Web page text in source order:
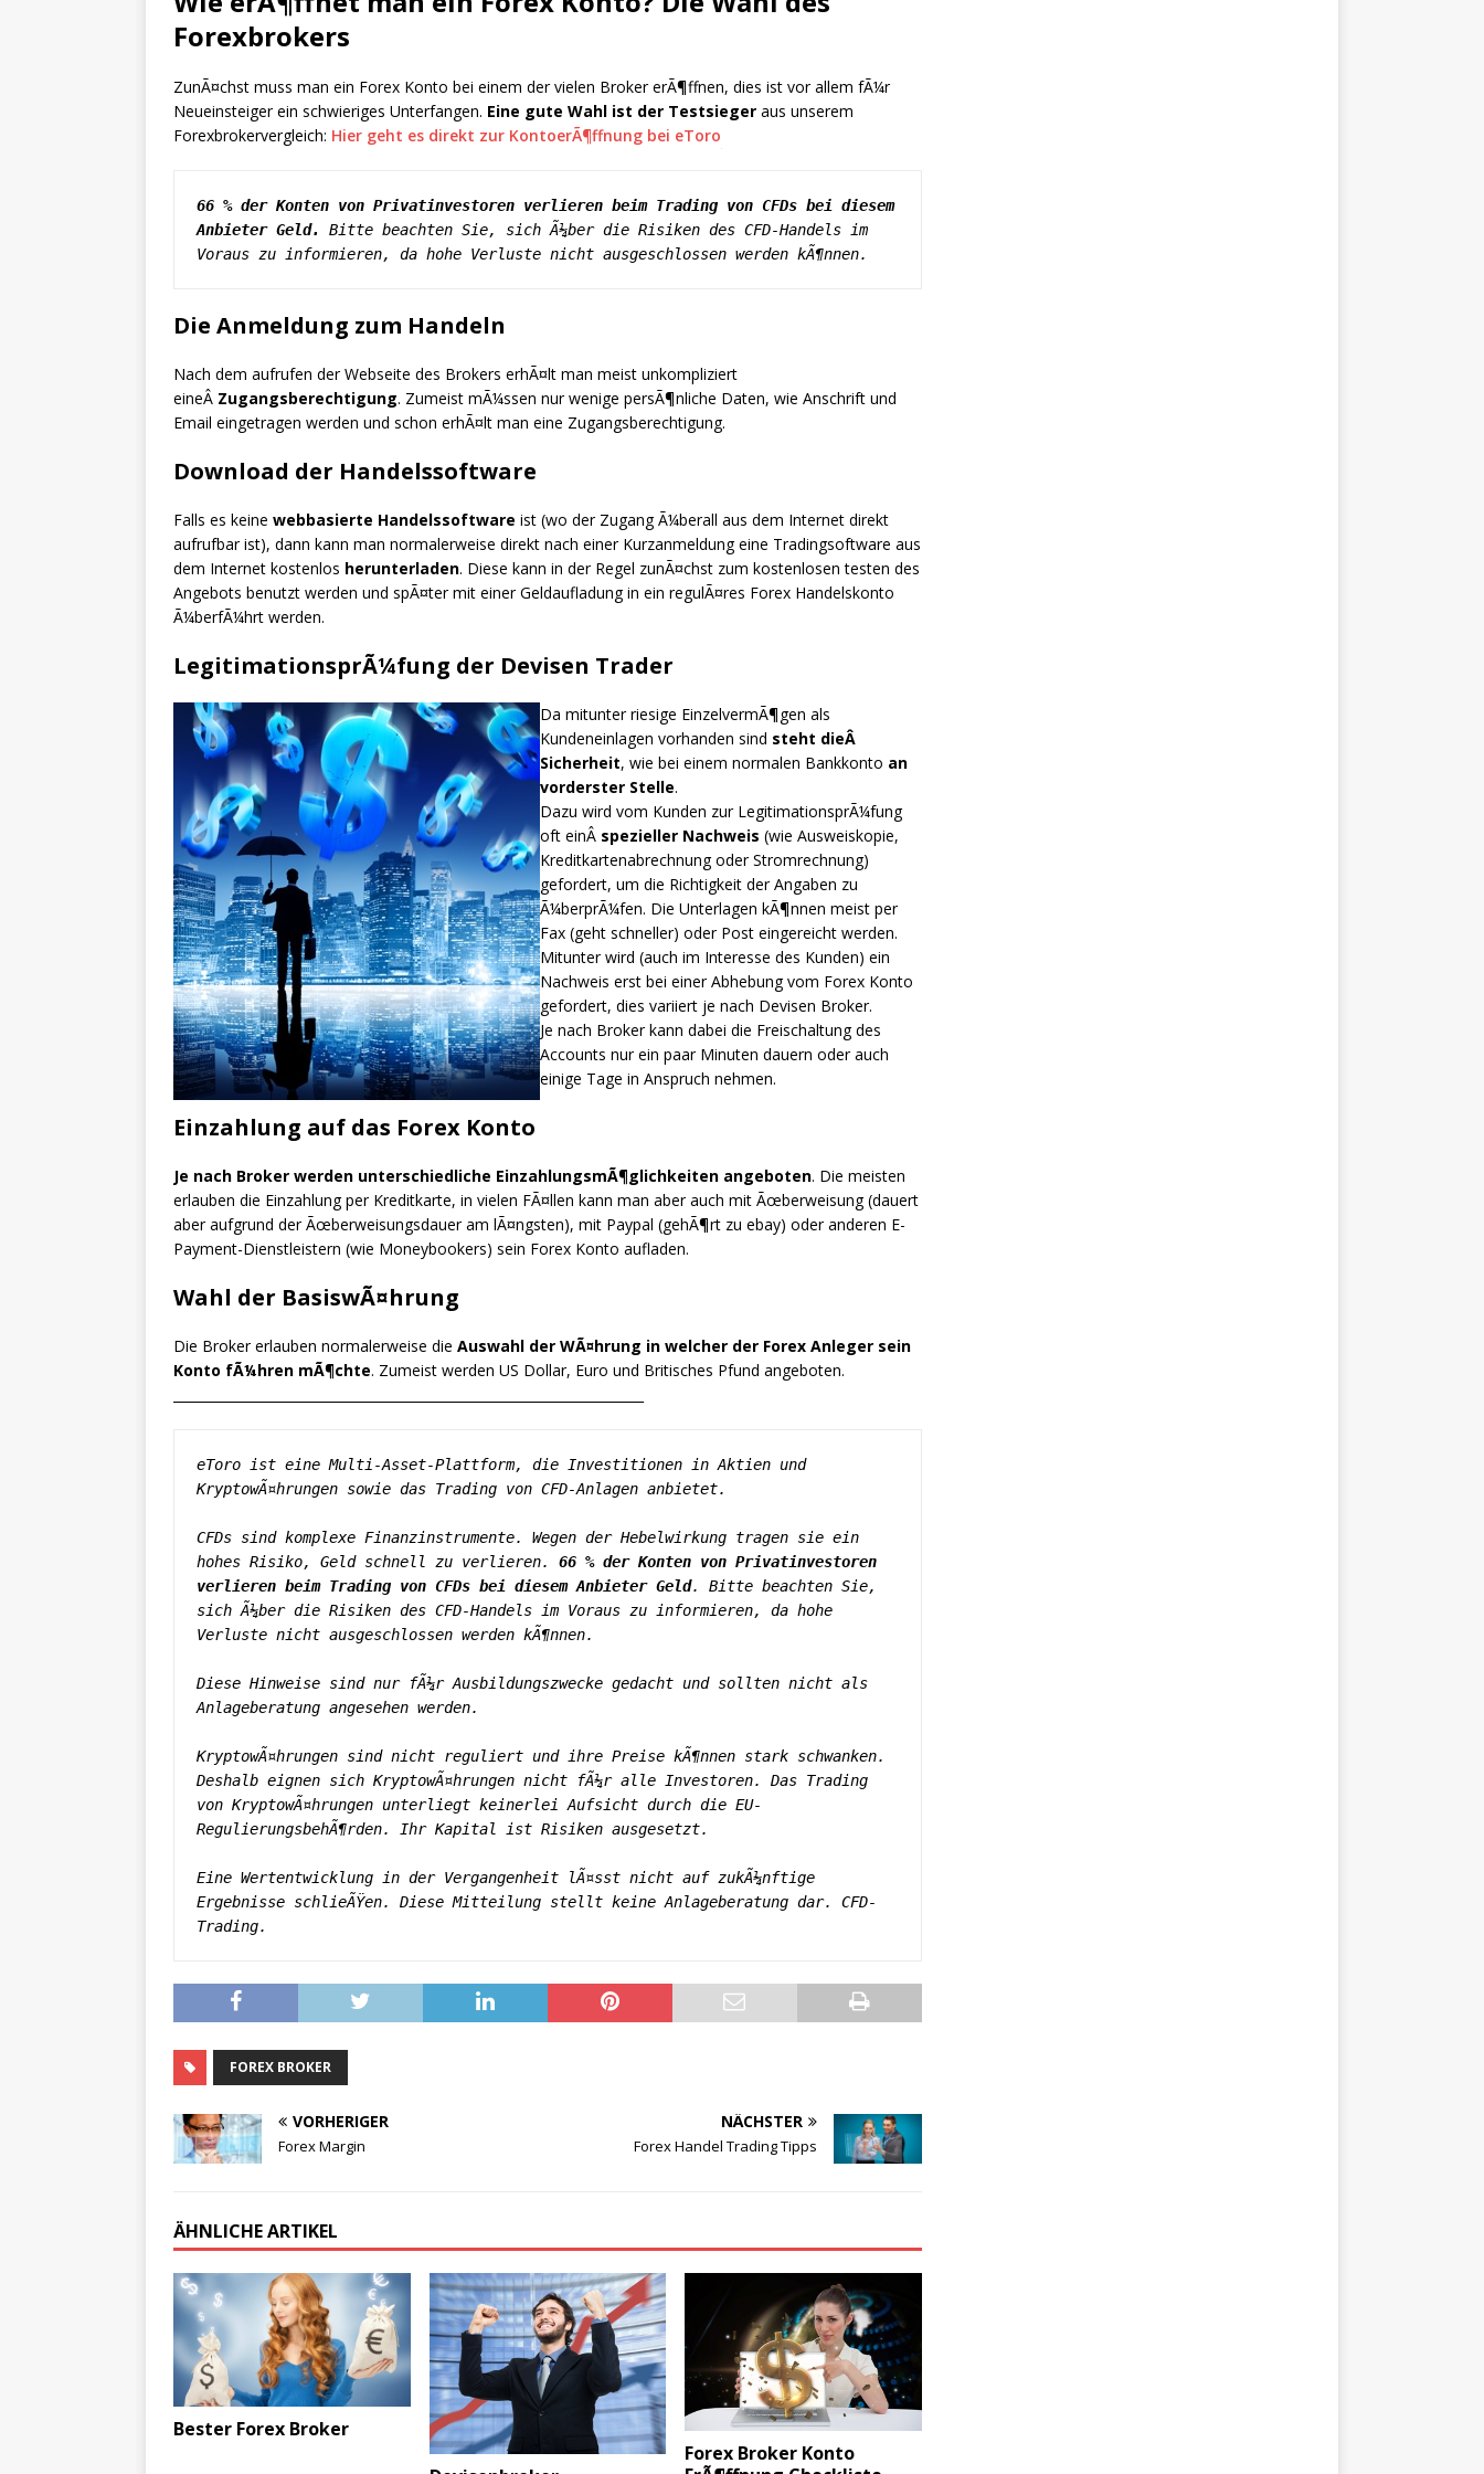
Forexbrokers
ZunÃ¤chst muss man ein Forex Konto bei einem der vielen Broker erÃ¶ffnen, dies ist vor allem fÃ¼r
Neueinsteiger ein schwieriges Unterfangen. Eine gute Wahl ist der Testsieger aus unserem
Forexbrokervergleich: Hier geht es direkt zur KontoerÃ¶ffnung bei eToro
66 % der Konten von Privatinvestoren verlieren beim Trading von CFDs bei diesem
Anbieter Geld.
Bitte beachten Sie, sich Ã¼ber die Risiken des CFD-Handels im
Voraus zu informieren, da hohe Verluste nicht ausgeschlossen werden kÃ¶nnen.
Die Anmeldung zum Handeln
Nach dem aufrufen der Webseite des Brokers erhÃ¤lt man meist unkompliziert
eineÂ Zugangsberechtigung. Zumeist mÃ¼ssen nur wenige persÃ¶nliche Daten, wie Anschrift und
Email eingetragen werden und schon erhÃ¤lt man eine Zugangsberechtigung.
Download der Handelssoftware
Falls es keine webbasierte Handelssoftware ist (wo der Zugang Ã¼berall aus dem Internet direkt
aufrufbar ist), dann kann man normalerweise direkt nach einer Kurzanmeldung eine Tradingsoftware aus
dem Internet kostenlos herunterladen. Diese kann in der Regel zunÃ¤chst zum kostenlosen testen des
Angebots benutzt werden und spÃ¤ter mit einer Geldaufladung in ein regulÃ¤res Forex Handelskonto
Ã¼berfÃ¼hrt werden.
LegitimationsprÃ¼fung der Devisen Trader
Da mitunter riesige EinzelvermÃ¶gen als
Kundeneinlagen vorhanden sind steht dieÂ
Sicherheit, wie bei einem normalen Bankkonto an
vorderster Stelle.
Dazu wird vom Kunden zur LegitimationsprÃ¼fung
oft einÂ spezieller Nachweis (wie Ausweiskopie,
Kreditkartenabrechnung oder Stromrechnung)
gefordert, um die Richtigkeit der Angaben zu
Ã¼berprÃ¼fen. Die Unterlagen kÃ¶nnen meist per
Fax (geht schneller) oder Post eingereicht werden.
Mitunter wird (auch im Interesse des Kunden) ein
Nachweis erst bei einer Abhebung vom Forex Konto
gefordert, dies variiert je nach Devisen Broker.
Je nach Broker kann dabei die Freischaltung des
Accounts nur ein paar Minuten dauern oder auch
einige Tage in Anspruch nehmen.
Einzahlung auf das Forex Konto
Je nach Broker werden unterschiedliche EinzahlungsmÃ¶glichkeiten angeboten. Die meisten
erlauben die Einzahlung per Kreditkarte, in vielen FÃ¤llen kann man aber auch mit Ãœberweisung (dauert
aber aufgrund der Ãœberweisungsdauer am lÃ¤ngsten), mit Paypal (gehÃ¶rt zu ebay) oder anderen E-
Payment-Dienstleistern (wie Moneybookers) sein Forex Konto aufladen.
Wahl der BasiswÃ¤hrung
Die Broker erlauben normalerweise die Auswahl der WÃ¤hrung in welcher der Forex Anleger sein
Konto fÃ¼hren mÃ¶chte. Zumeist werden US Dollar, Euro und Britisches Pfund angeboten.
eToro ist eine Multi-Asset-Plattform, die Investitionen in Aktien und
KryptowÃ¤hrungen sowie das Trading von CFD-Anlagen anbietet.
CFDs sind komplexe Finanzinstrumente. Wegen der Hebelwirkung tragen sie ein
hohes Risiko, Geld schnell zu verlieren. 66 % der Konten von Privatinvestoren
verlieren beim Trading von CFDs bei diesem Anbieter Geld. Bitte beachten Sie,
sich Ã¼ber die Risiken des CFD-Handels im Voraus zu informieren, da hohe
Verluste nicht ausgeschlossen werden kÃ¶nnen.
Diese Hinweise sind nur fÃ¼r Ausbildungszwecke gedacht und sollten nicht als
Anlageberatung angesehen werden.
KryptowÃ¤hrungen sind nicht reguliert und ihre Preise kÃ¶nnen stark schwanken.
Deshalb eignen sich KryptowÃ¤hrungen nicht fÃ¼r alle Investoren. Das Trading
von KryptowÃ¤hrungen unterliegt keinerlei Aufsicht durch die EU-
RegulierungsbehÃ¶rden. Ihr Kapital ist Risiken ausgesetzt.
Eine Wertentwicklung in der Vergangenheit lÃ¤sst nicht auf zukÃ¼nftige
Ergebnisse schlieÃŸen. Diese Mitteilung stellt keine Anlageberatung dar. CFD-
Trading.
FOREX BROKER
VORHERIGER
Forex Margin
NÄCHSTER
Forex Handel Trading Tipps
ÄHNLICHE ARTIKEL
Bester Forex Broker
Forex Broker Konto